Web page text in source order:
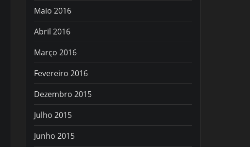
Maio 2016
Abril 2016
Março 2016
Fevereiro 2016
Dezembro 2015
Julho 2015
Junho 2015